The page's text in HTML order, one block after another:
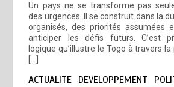
Un pays ne se transforme pas
des urgences. Il se construit dans la
organisés, des priorités assumées
anticiper les défis futurs. C’est
logique qu’illustre le Togo à travers
[…]
ACTUALITE DEVELOPPEMENT